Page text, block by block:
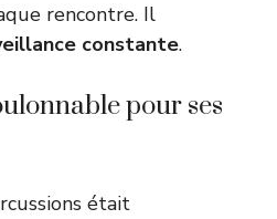
rencontre. Il
constante.
pour ses
était